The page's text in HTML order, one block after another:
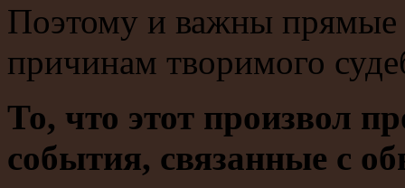
Поэтому и важны прямые
причинам творимого
То, что этот произвол
события, связанные с